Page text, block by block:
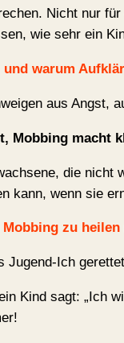
Nicht nur
wie sehr ein
warum
aus Angst,
Mobbing macht
die
kann, wenn sie
zu
Jugend-Ich
Kind sagt: „Ich